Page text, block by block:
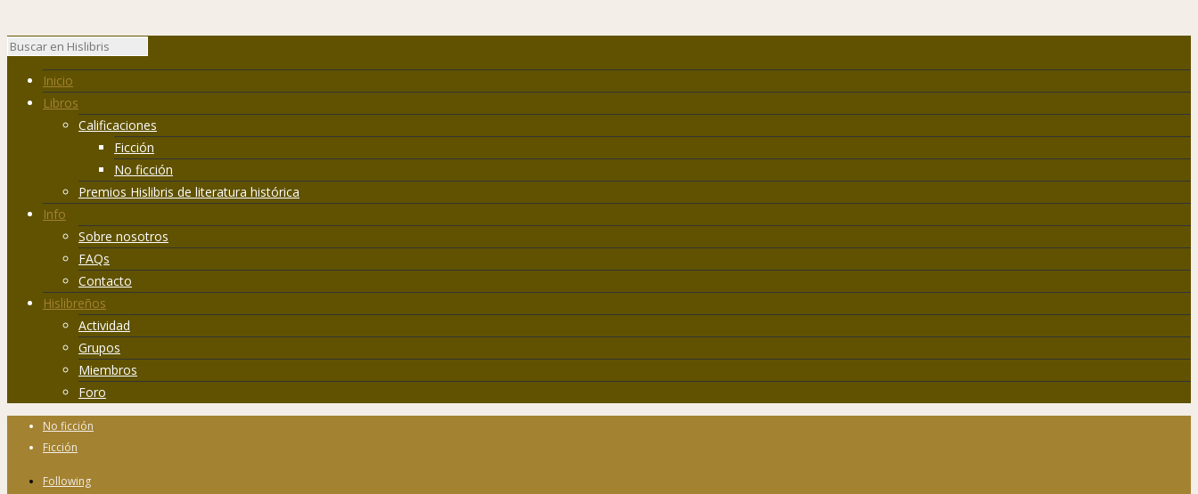
Inicio
Libros
Calificaciones
Ficción
No ficción
Premios Hislibris de literatura histórica
Info
Sobre nosotros
FAQs
Contacto
Hislibreños
Actividad
Grupos
Miembros
Foro
No ficción
Ficción
Following